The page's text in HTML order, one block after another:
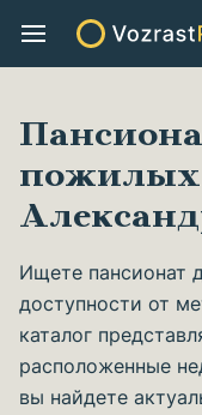
пожилых
Ищете пансионат
доступности от
каталог
расположенные
вы найдете